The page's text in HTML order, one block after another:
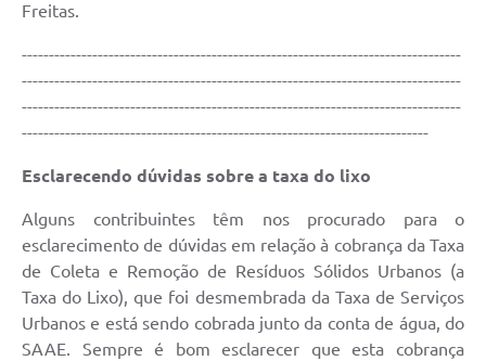
Freitas.
---------------------------------------------------------------------------------
---------------------------------------------------------------------------------
---------------------------------------------------------------------------------
---------------------------------------------------------------------------
Esclarecendo dúvidas sobre a taxa do lixo
Alguns contribuintes têm nos procurado para o
esclarecimento de dúvidas em relação à cobrança da Taxa
de Coleta e Remoção de Resíduos Sólidos Urbanos (a
Taxa do Lixo), que foi desmembrada da Taxa de Serviços
Urbanos e está sendo cobrada junto da conta de água, do
SAAE. Sempre é bom esclarecer que esta cobrança